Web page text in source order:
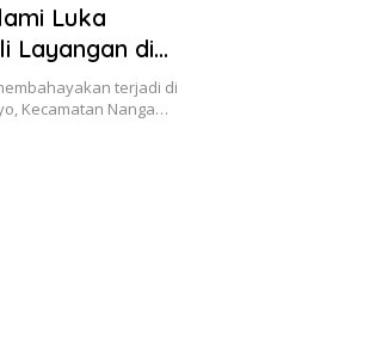
Luka
Layangan di
terjadi di
Kecamatan Nanga…